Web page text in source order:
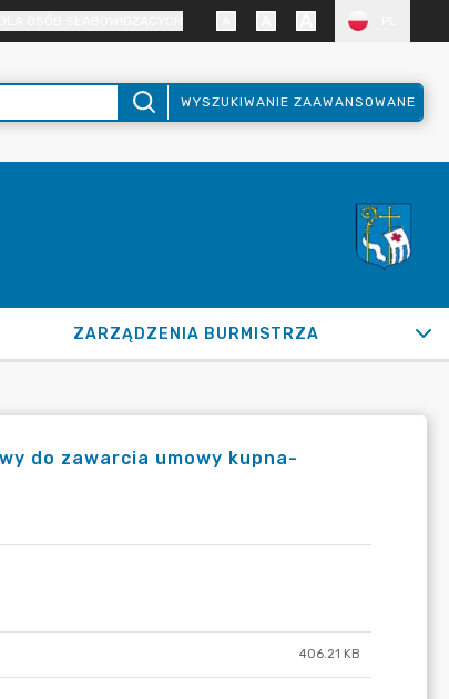
WYSZUKIWANIE ZAAWANSOWANE
ZARZĄDZENIA BURMISTRZA
do zawarcia umowy kupna-
406.21 KB